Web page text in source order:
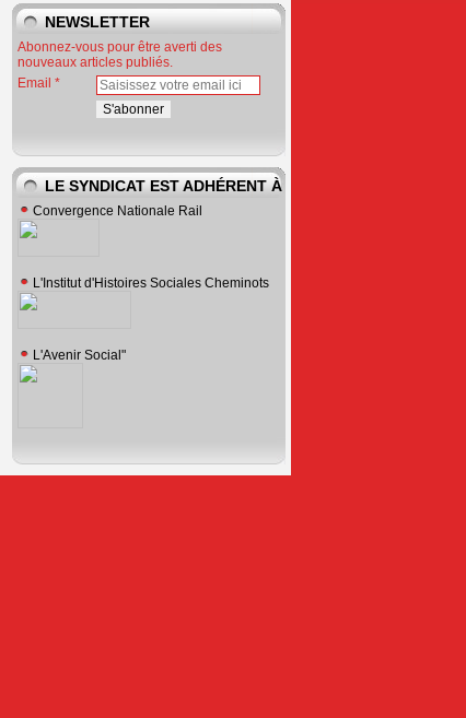
NEWSLETTER
Abonnez-vous pour être averti des
nouveaux articles publiés.
Email
LE SYNDICAT EST ADHÉRENT À
Convergence Nationale Rail
L'Institut d'Histoires Sociales Cheminots
L'Avenir Social"